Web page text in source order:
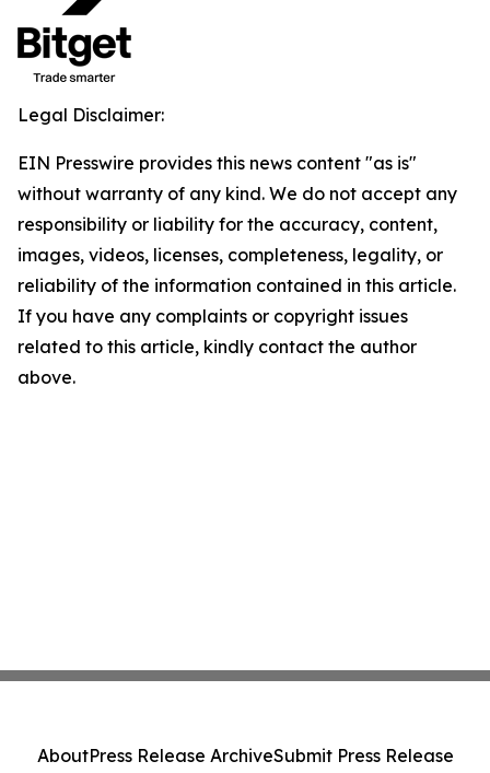
Legal Disclaimer:
EIN Presswire provides this news content "as is"
without warranty of any kind. We do not accept any
responsibility or liability for the accuracy, content,
images, videos, licenses, completeness, legality, or
reliability of the information contained in this article.
If you have any complaints or copyright issues
related to this article, kindly contact the author
above.
AboutPress Release ArchiveSubmit Press Release